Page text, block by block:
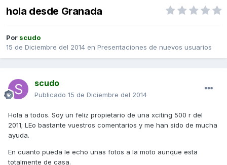
hola desde Granada
Por scudo
15 de Diciembre del 2014 en Presentaciones de nuevos usuarios
scudo
Publicado 15 de Diciembre del 2014
Hola a todos. Soy un feliz propietario de una xciting 500 r del
2011; LEo bastante vuestros comentarios y me han sido de mucha
ayuda.
En cuanto pueda le echo unas fotos a la moto aunque esta
totalmente de casa.